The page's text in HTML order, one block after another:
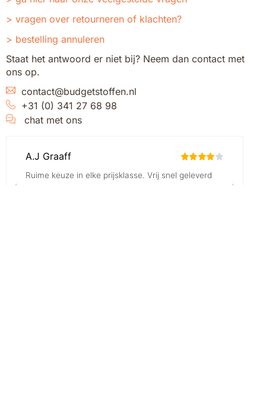
vragen over retourneren of klachten?
bestelling annuleren
Staat het antwoord er niet bij? Neem dan contact met
ons op.
contact@budgetstoffen.nl
+31 (0) 341 27 68 98
chat met ons